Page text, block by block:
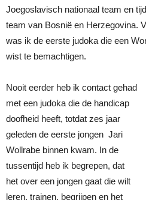
Joegoslavisch nationaal team en
team van Bosnië en Herzegovina.
was ik de eerste judoka die een
wist te bemachtigen.
Nooit eerder heb ik contact gehad
met een judoka die de handicap
doofheid heeft, totdat zes jaar
geleden de eerste jongen Jari
Wollrabe binnen kwam. In de
tussentijd heb ik begrepen, dat
het over een jongen gaat die wilt
leren, trainen, begrijpen en het